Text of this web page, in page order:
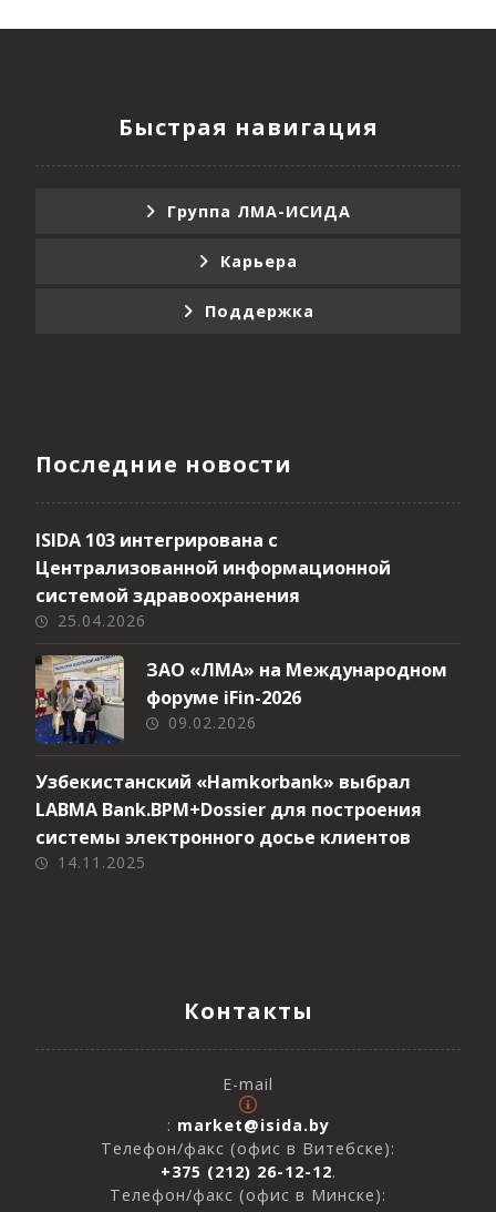
Быстрая навигация
Группа ЛМА-ИСИДА
Карьера
Поддержка
Последние новости
ISIDA 103 интегрирована с
Централизованной информационной
системой здравоохранения
25.04.2026
ЗАО «ЛМА» на Международном
форуме iFin-2026
09.02.2026
Узбекистанский «Hamkorbank» выбрал
LABMA Bank.BPM+Dossier для построения
системы электронного досье клиентов
14.11.2025
Контакты
E-mail
: market@isida.by
Телефон/факс (офис в Витебске):
+375 (212) 26-12-12.
Телефон/факс (офис в Минске):